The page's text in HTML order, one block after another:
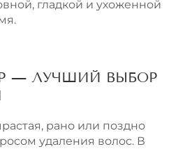
гладкой и ухоженной
— ЛУЧШИЙ ВЫБОР
рано или поздно
удаления волос. В